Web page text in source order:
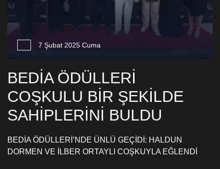
7 Şubat 2025 Cuma
BEDİA ÖDÜLLERİ
COŞKULU BİR ŞEKİLDE
SAHİPLERİNİ BULDU
BEDİA ÖDÜLLERİ’NDE ÜNLÜ GEÇİDİ: HALDUN
DORMEN VE İLBER ORTAYLI COŞKUYLA EĞLENDİ